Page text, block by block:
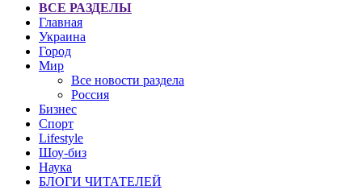
ВСЕ РАЗДЕЛЫ
Главная
Украина
Город
Мир
Все новости раздела
Россия
Бизнес
Спорт
Lifestyle
Шоу-биз
Наука
БЛОГИ ЧИТАТЕЛЕЙ